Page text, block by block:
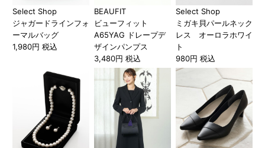
Select Shop
ジャガードラインフォ
ーマルバッグ
1,980円 税込
BEAUFIT
ビューフィット
A65YAG ドレープデ
ザインパンプス
3,480円 税込
Select Shop
ミガキ貝パールネック
レス オーロラホワイ
ト
980円 税込